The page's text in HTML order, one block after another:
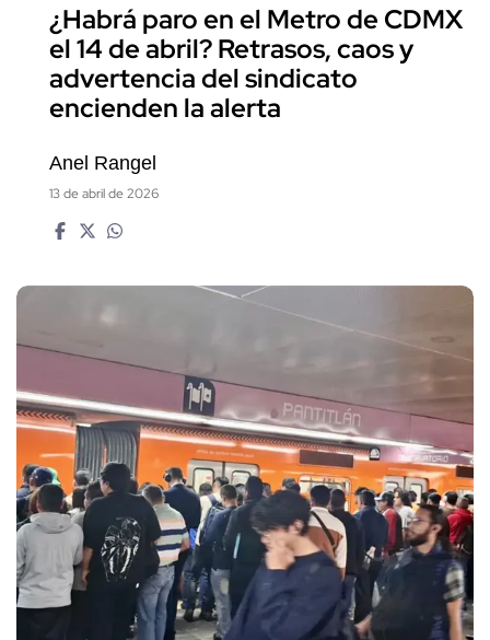
¿Habrá paro en el Metro de CDMX
el 14 de abril? Retrasos, caos y
advertencia del sindicato
encienden la alerta
Anel Rangel
13 de abril de 2026